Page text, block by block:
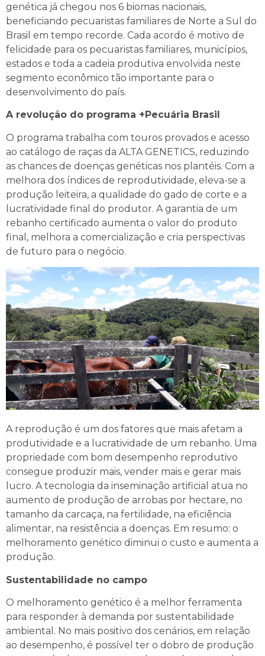
genética já chegou nos 6 biomas nacionais,
beneficiando pecuaristas familiares de Norte a Sul do
Brasil em tempo recorde. Cada acordo é motivo de
felicidade para os pecuaristas familiares, municípios,
estados e toda a cadeia produtiva envolvida neste
segmento econômico tão importante para o
desenvolvimento do país.
A revolução do programa +Pecuária Brasil
O programa trabalha com touros provados e acesso
ao catálogo de raças da ALTA GENETICS, reduzindo
as chances de doenças genéticas nos plantéis. Com a
melhora dos índices de reprodutividade, eleva-se a
produção leiteira, a qualidade do gado de corte e a
lucratividade final do produtor. A garantia de um
rebanho certificado aumenta o valor do produto
final, melhora a comercialização e cria perspectivas
de futuro para o negócio.
A reprodução é um dos fatores que mais afetam a
produtividade e a lucratividade de um rebanho. Uma
propriedade com bom desempenho reprodutivo
consegue produzir mais, vender mais e gerar mais
lucro. A tecnologia da inseminação artificial atua no
aumento de produção de arrobas por hectare, no
tamanho da carcaça, na fertilidade, na eficiência
alimentar, na resistência a doenças. Em resumo: o
melhoramento genético diminui o custo e aumenta a
produção.
Sustentabilidade no campo
O melhoramento genético é a melhor ferramenta
para responder à demanda por sustentabilidade
ambiental. No mais positivo dos cenários, em relação
ao desempenho, é possível ter o dobro de produção